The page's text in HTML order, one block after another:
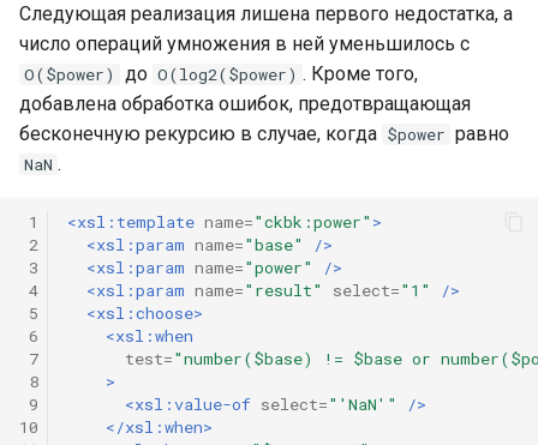
Следующая реализация лишена первого недостатка, а
число операций умножения в ней уменьшилось с
O($power) до O(log2($power) . Кроме того,
добавлена обработка ошибок, предотвращающая
бесконечную рекурсию в случае, когда $power равно
NaN .
1
2
3
4
5
6
7
8
9
10
<xsl:template name="ckbk:power" >
<xsl:param name="base"
/>
<xsl:param name="power"
/>
<xsl:param name="result" select="1"
/>
<xsl:choose>
<xsl:when
test="number($base) != $base or
>
<xsl:value-of select="'NaN'"
/>
</xsl:when>